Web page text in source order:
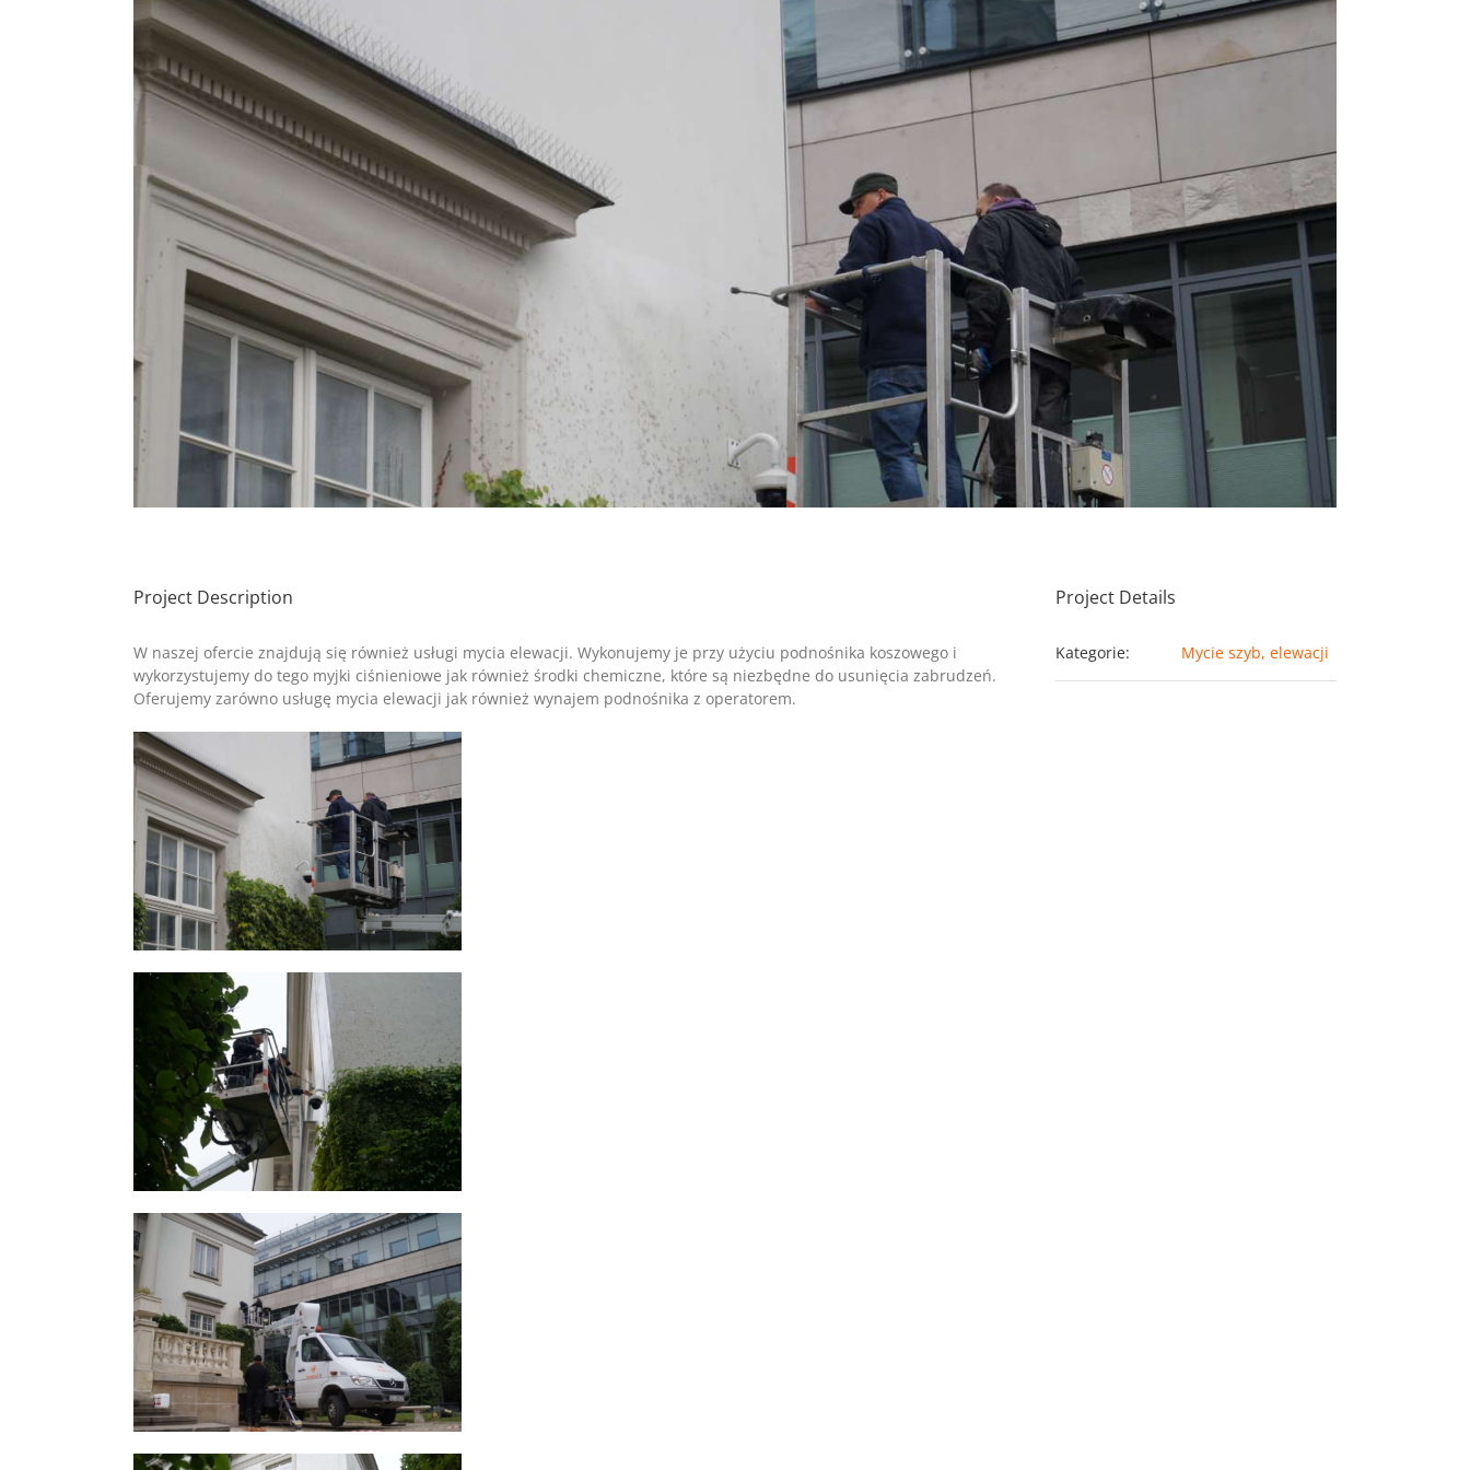
Image
Project Description
W naszej ofercie znajdują się również usługi mycia elewacji. Wykonujemy je przy użyciu podnośnika koszowego i
wykorzystujemy do tego myjki ciśnieniowe jak również środki chemiczne, które są niezbędne do usunięcia zabrudzeń.
Oferujemy zarówno usługę mycia elewacji jak również wynajem podnośnika z operatorem.
Project Details
Kategorie: Mycie szyb, elewacji